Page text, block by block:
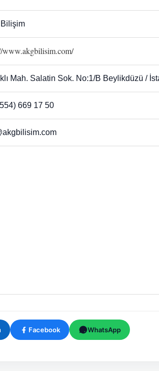
www.akgbilisim.com/
Mah. Salatin Sok. No:1/B Beylikdüzü /
669 17 50
Facebook WhatsApp